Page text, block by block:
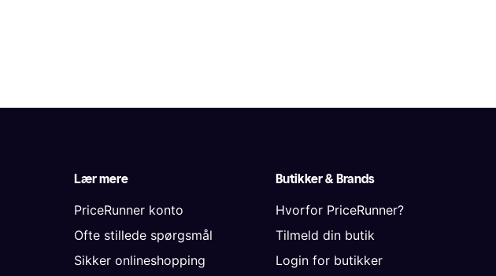
Lær mere
PriceRunner konto
Ofte stillede spørgsmål
Sikker onlineshopping
Butikker & Brands
Hvorfor PriceRunner?
Tilmeld din butik
Login for butikker